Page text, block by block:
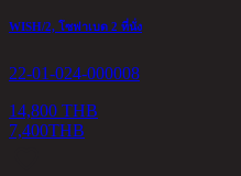
WISH/2, โซฟาเบด 2 ที่นั่ง
22-01-024-000008
14,800 THB
7,400THB